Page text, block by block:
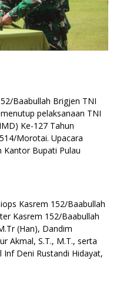
Baabullah Brigjen TNI
pelaksanaan TNI
Ke-127 Tahun
Morotai. Upacara
Kantor Bupati Pulau
Kasrem 152/Baabullah
Kasrem 152/Baabullah
(Han), Dandim
Akmal, S.T., M.T., serta
Deni Rustandi Hidayat,